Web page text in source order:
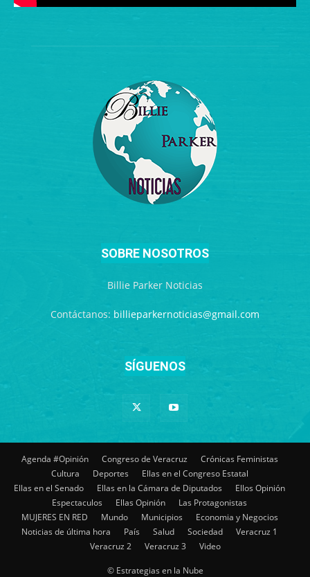
SOBRE NOSOTROS
Billie Parker Noticias
Contáctanos: billieparkernoticias@gmail.com
SÍGUENOS
Agenda #Opinión Congreso de Veracruz
Crónicas Feministas
Cultura
Deportes
Ellas en el Congreso Estatal
Ellas en el Senado
Ellas en la Cámara de Diputados
Ellos Opinión
Espectaculos
Ellas Opinión
Las Protagonistas
MUJERES EN RED
Mundo Municipios
Economia y Negocios
Noticias de última hora
País Salud Sociedad
Veracruz 1
Veracruz 2
Veracruz 3 Video
© Estrategias en la Nube